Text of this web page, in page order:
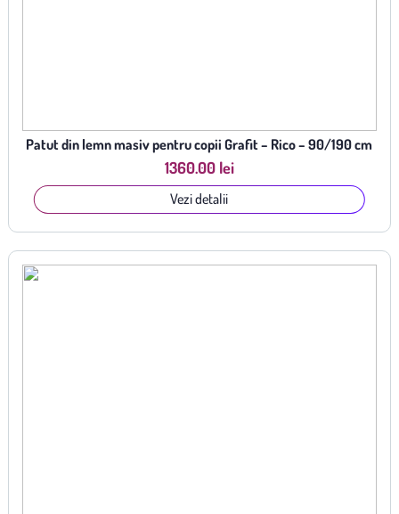
Patut din lemn masiv pentru copii Grafit – Rico – 90/190 cm
1360.00 lei
Vezi detalii